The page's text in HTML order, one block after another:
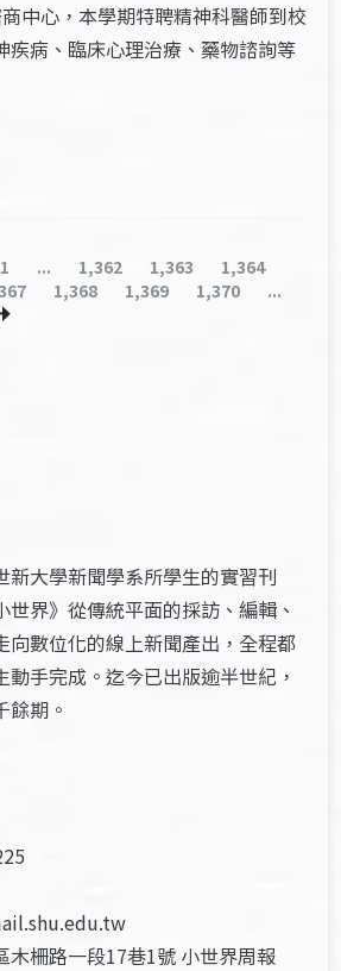
中心，本學期特聘精神科醫師到校
疾病、臨床心理治療、藥物諮詢等
Page
1 ... Page
1,362 Page
1,363 Page
1,364
Page
1,368 Page
1,369 Page
1,370 ...
新大學新聞學系所學生的實習刊
世界》從傳統平面的採訪、編輯、
向數位化的線上新聞產出，全程都
動手完成。迄今已出版逾半世紀，
餘期。
木柵路一段17巷1號 小世界周報